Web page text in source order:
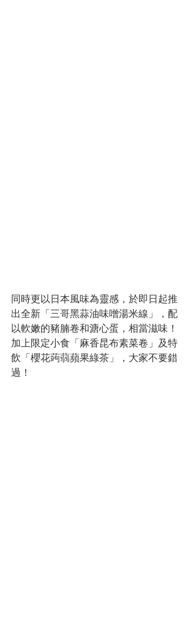
同時更以日本風味為靈感，於即日起推
出全新「三哥黑蒜油味噌湯米線」，配
以軟嫩的豬腩卷和溏心蛋，相當滋味！
加上限定小食「麻香昆布素菜卷」及特
飲「櫻花蒟蒻蘋果綠茶」，大家不要錯
過！